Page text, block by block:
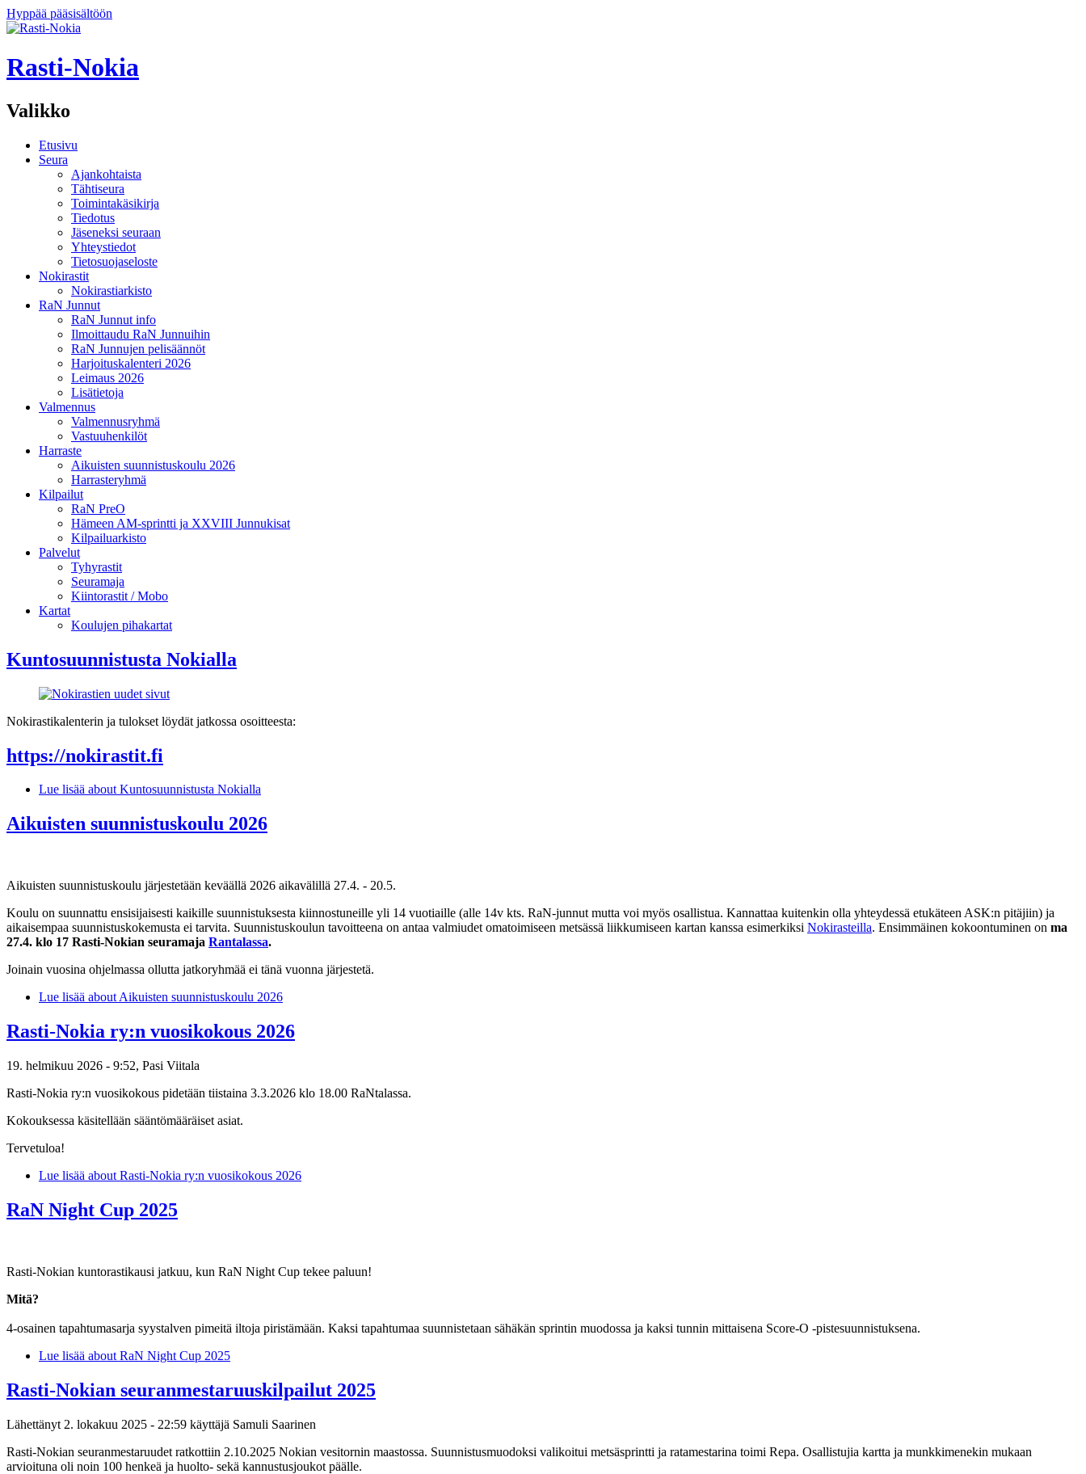
Hyppää pääsisältöön
Rasti-Nokia
Valikko
Etusivu
Seura
Ajankohtaista
Tähtiseura
Toimintakäsikirja
Tiedotus
Jäseneksi seuraan
Yhteystiedot
Tietosuojaseloste
Nokirastit
Nokirastiarkisto
RaN Junnut
RaN Junnut info
Ilmoittaudu RaN Junnuihin
RaN Junnujen pelisäännöt
Harjoituskalenteri 2026
Leimaus 2026
Lisätietoja
Valmennus
Valmennusryhmä
Vastuuhenkilöt
Harraste
Aikuisten suunnistuskoulu 2026
Harrasteryhmä
Kilpailut
RaN PreO
Hämeen AM-sprintti ja XXVIII Junnukisat
Kilpailuarkisto
Palvelut
Tyhyrastit
Seuramaja
Kiintorastit / Mobo
Kartat
Koulujen pihakartat
Kuntosuunnistusta Nokialla
Nokirastikalenterin ja tulokset löydät jatkossa osoitteesta:
https://nokirastit.fi
Lue lisää about Kuntosuunnistusta Nokialla
Aikuisten suunnistuskoulu 2026
Aikuisten suunnistuskoulu järjestetään keväällä 2026 aikavälillä 27.4. - 20.5.
Koulu on suunnattu ensisijaisesti kaikille suunnistuksesta kiinnostuneille yli 14 vuotiaille (alle 14v kts. RaN-junnut mutta voi myös osallistua. Kannattaa kuitenkin olla yhteydessä etukäteen ASK:n pitäjiin) ja
aikaisempaa suunnistuskokemusta ei tarvita. Suunnistuskoulun tavoitteena on antaa valmiudet omatoimiseen metsässä liikkumiseen kartan kanssa esimerkiksi Nokirasteilla. Ensimmäinen kokoontuminen on ma
27.4. klo 17 Rasti-Nokian seuramaja Rantalassa.
Joinain vuosina ohjelmassa ollutta jatkoryhmää ei tänä vuonna järjestetä.
Lue lisää about Aikuisten suunnistuskoulu 2026
Rasti-Nokia ry:n vuosikokous 2026
19. helmikuu 2026 - 9:52, Pasi Viitala
Rasti-Nokia ry:n vuosikokous pidetään tiistaina 3.3.2026 klo 18.00 RaNtalassa.
Kokouksessa käsitellään sääntömääräiset asiat.
Tervetuloa!
Lue lisää about Rasti-Nokia ry:n vuosikokous 2026
RaN Night Cup 2025
Rasti-Nokian kuntorastikausi jatkuu, kun RaN Night Cup tekee paluun!
Mitä?
4-osainen tapahtumasarja syystalven pimeitä iltoja piristämään. Kaksi tapahtumaa suunnistetaan sähäkän sprintin muodossa ja kaksi tunnin mittaisena Score-O -pistesuunnistuksena.
Lue lisää about RaN Night Cup 2025
Rasti-Nokian seuranmestaruuskilpailut 2025
Lähettänyt 2. lokakuu 2025 - 22:59 käyttäjä Samuli Saarinen
Rasti-Nokian seuranmestaruudet ratkottiin 2.10.2025 Nokian vesitornin maastossa. Suunnistusmuodoksi valikoitui metsäsprintti ja ratamestarina toimi Repa. Osallistujia kartta ja munkkimenekin mukaan
arvioituna oli noin 100 henkeä ja huolto- sekä kannustusjoukot päälle.